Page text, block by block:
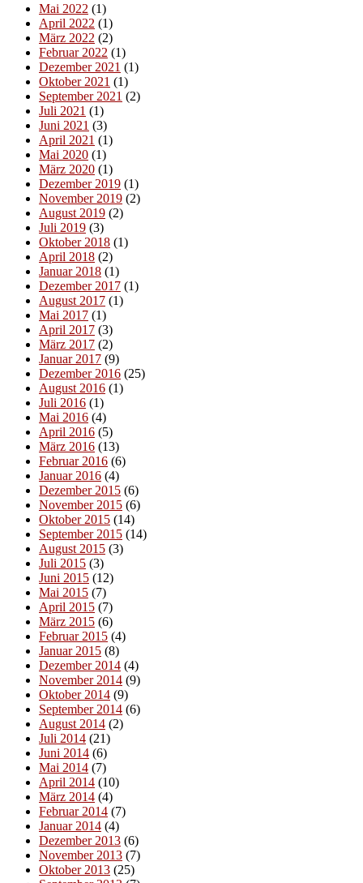
Mai 2022 (1)
April 2022 (1)
März 2022 (2)
Februar 2022 (1)
Dezember 2021 (1)
Oktober 2021 (1)
September 2021 (2)
Juli 2021 (1)
Juni 2021 (3)
April 2021 (1)
Mai 2020 (1)
März 2020 (1)
Dezember 2019 (1)
November 2019 (2)
August 2019 (2)
Juli 2019 (3)
Oktober 2018 (1)
April 2018 (2)
Januar 2018 (1)
Dezember 2017 (1)
August 2017 (1)
Mai 2017 (1)
April 2017 (3)
März 2017 (2)
Januar 2017 (9)
Dezember 2016 (25)
August 2016 (1)
Juli 2016 (1)
Mai 2016 (4)
April 2016 (5)
März 2016 (13)
Februar 2016 (6)
Januar 2016 (4)
Dezember 2015 (6)
November 2015 (6)
Oktober 2015 (14)
September 2015 (14)
August 2015 (3)
Juli 2015 (3)
Juni 2015 (12)
Mai 2015 (7)
April 2015 (7)
März 2015 (6)
Februar 2015 (4)
Januar 2015 (8)
Dezember 2014 (4)
November 2014 (9)
Oktober 2014 (9)
September 2014 (6)
August 2014 (2)
Juli 2014 (21)
Juni 2014 (6)
Mai 2014 (7)
April 2014 (10)
März 2014 (4)
Februar 2014 (7)
Januar 2014 (4)
Dezember 2013 (6)
November 2013 (7)
Oktober 2013 (25)